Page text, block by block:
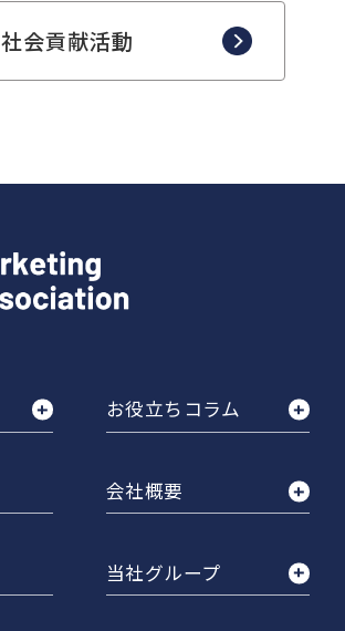
社会貢献活動
お役立ちコラム
会社概要
当社グループ